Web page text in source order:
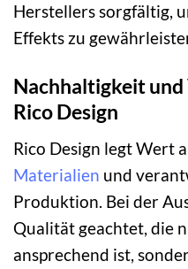
Herstellers sorgfältig,
Effekts zu
Nachhaltigkeit
Rico Design
Rico Design legt Wert
Materialien und
Produktion. Bei der
Qualität geachtet, die
ansprechend ist,